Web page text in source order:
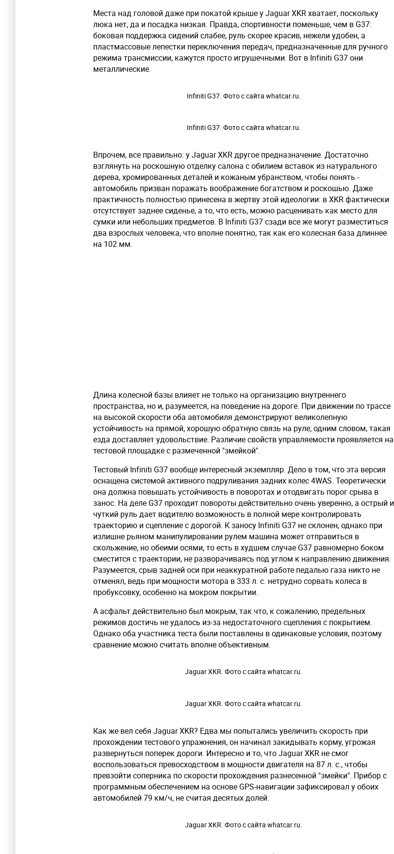
Места над головой даже при покатой крыше у Jaguar XKR хватает, поскольку
люка нет, да и посадка низкая. Правда, спортивности поменьше, чем в G37:
боковая поддержка сидений слабее, руль скорее красив, нежели удобен, а
пластмассовые лепестки переключения передач, предназначенные для ручного
режима трансмиссии, кажутся просто игрушечными. Вот в Infiniti G37 они
металлические.
Infiniti G37. Фото с сайта whatcar.ru.
Infiniti G37. Фото с сайта whatcar.ru.
Впрочем, все правильно: у Jaguar XKR другое предназначение. Достаточно
взглянуть на роскошную отделку салона с обилием вставок из натурального
дерева, хромированных деталей и кожаным убранством, чтобы понять -
автомобиль призван поражать воображение богатством и роскошью. Даже
практичность полностью принесена в жертву этой идеологии: в XKR фактически
отсутствует заднее сиденье, а то, что есть, можно расценивать как место для
сумки или небольших предметов. В Infiniti G37 сзади все же могут разместиться
два взрослых человека, что вполне понятно, так как его колесная база длиннее
на 102 мм.
Длина колесной базы влияет не только на организацию внутреннего
пространства, но и, разумеется, на поведение на дороге. При движении по трассе
на высокой скорости оба автомобиля демонстрируют великолепную
устойчивость на прямой, хорошую обратную связь на руле; одним словом, такая
езда доставляет удовольствие. Различие свойств управляемости проявляется на
тестовой площадке с размеченной "змейкой".
Тестовый Infiniti G37 вообще интересный экземпляр. Дело в том, что эта версия
оснащена системой активного подруливания задних колес 4WAS. Теоретически
она должна повышать устойчивость в поворотах и отодвигать порог срыва в
занос. На деле G37 проходит повороты действительно очень уверенно, а острый и
чуткий руль дает водителю возможность в полной мере контролировать
траекторию и сцепление с дорогой. К заносу Infiniti G37 не склонен, однако при
излишне рьяном манипулировании рулем машина может отправиться в
скольжение, но обеими осями, то есть в худшем случае G37 равномерно боком
сместится с траектории, не разворачиваясь под углом к направлению движения.
Разумеется, срыв задней оси при неаккуратной работе педалью газа никто не
отменял, ведь при мощности мотора в 333 л. с. нетрудно сорвать колеса в
пробуксовку, особенно на мокром покрытии.
А асфальт действительно был мокрым, так что, к сожалению, предельных
режимов достичь не удалось из-за недостаточного сцепления с покрытием.
Однако оба участника теста были поставлены в одинаковые условия, поэтому
сравнение можно считать вполне объективным.
Jaguar XKR. Фото с сайта whatcar.ru.
Jaguar XKR. Фото с сайта whatcar.ru.
Как же вел себя Jaguar XKR? Едва мы попытались увеличить скорость при
прохождении тестового упражнения, он начинал закидывать корму, угрожая
развернуться поперек дороги. Интересно и то, что Jaguar XKR не смог
воспользоваться превосходством в мощности двигателя на 87 л. с., чтобы
превзойти соперника по скорости прохождения разнесенной "змейки". Прибор с
программным обеспечением на основе GPS-навигации зафиксировал у обоих
автомобилей 79 км/ч, не считая десятых долей.
Jaguar XKR. Фото с сайта whatcar.ru.